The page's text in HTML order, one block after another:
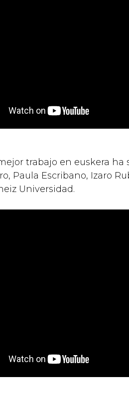
trabajo en euskera ha
Paula Escribano, Izaro
Universidad.